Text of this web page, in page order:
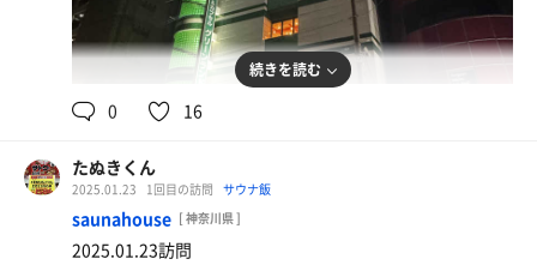
本日のおすすめ定食
寒ブリ丼とトロサバ
続きを読む
0 16
たぬきくん
2025.01.23 1回目の訪問 サウナ飯
saunahouse [ 神奈川県 ]
2025.01.23訪問